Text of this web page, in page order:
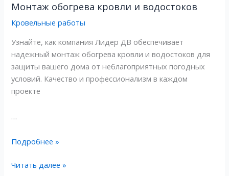
Монтаж обогрева кровли и водостоков
Кровельные работы
Узнайте, как компания Лидер ДВ обеспечивает
надежный монтаж обогрева кровли и водостоков для
защиты вашего дома от неблагоприятных погодных
условий. Качество и профессионализм в каждом
проекте
…
Монтаж
обогрева
и
водостоков
Подробнее »
Монтаж
обогрева
и
водостоков
Читать далее »